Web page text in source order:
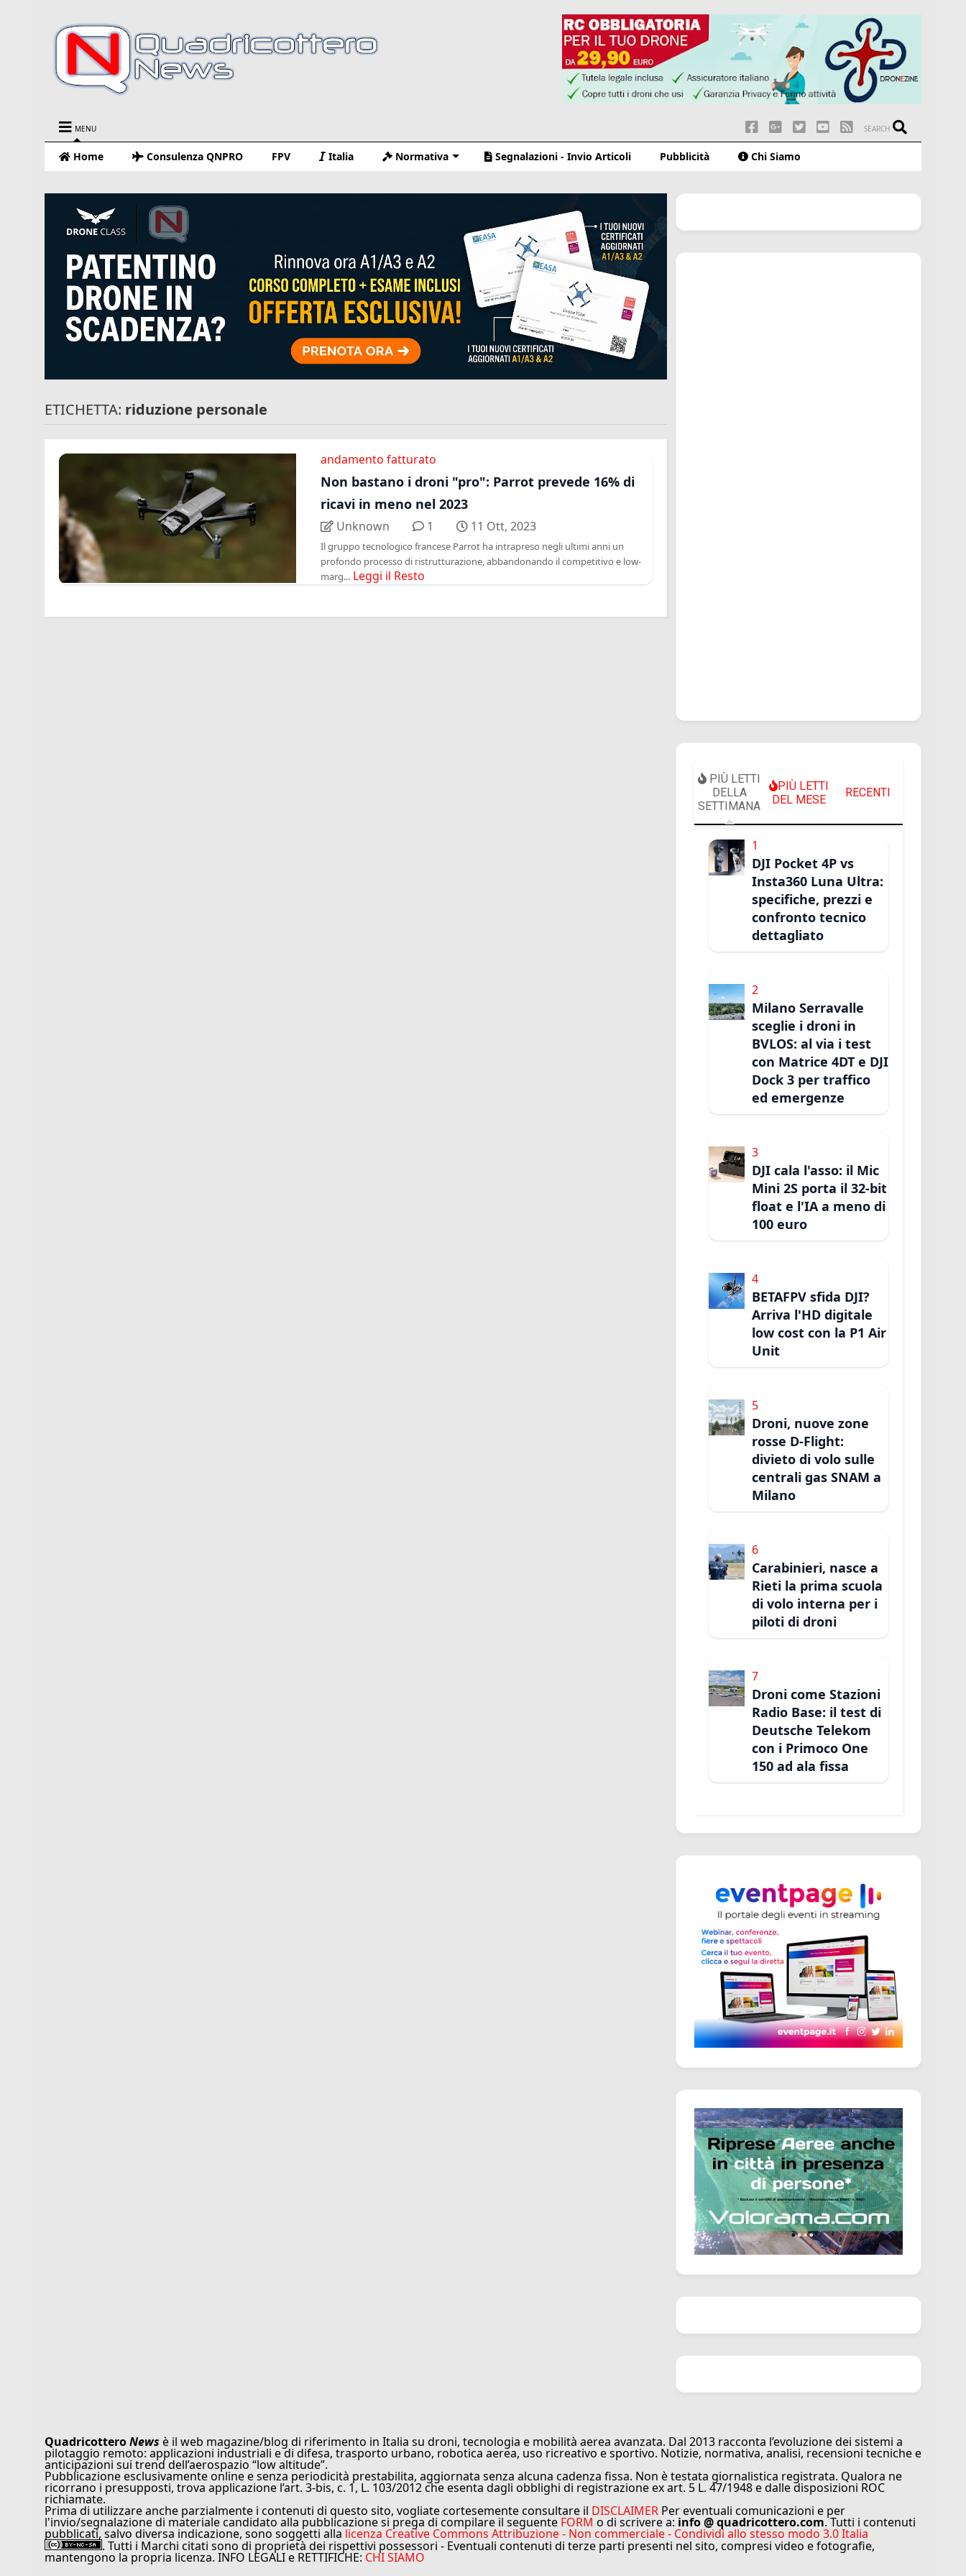
MENU SEARCH
Home Consulenza QNPRO FPV Italia Normativa Segnalazioni - Invio Articoli Pubblicità Chi Siamo
ETICHETTA: riduzione personale
andamento fatturato
Non bastano i droni "pro": Parrot prevede 16% di
ricavi in meno nel 2023
Unknown 1 11 Ott, 2023
Il gruppo tecnologico francese Parrot ha intrapreso negli ultimi anni un
profondo processo di ristrutturazione, abbandonando il competitivo e low-
marg... Leggi il Resto
PIÙ LETTI
DELLA
SETTIMANA
PIÙ LETTI
DEL MESE
RECENTI
1
DJI Pocket 4P vs
Insta360 Luna Ultra:
specifiche, prezzi e
confronto tecnico
dettagliato
2
Milano Serravalle
sceglie i droni in
BVLOS: al via i test
con Matrice 4DT e DJI
Dock 3 per traffico
ed emergenze
3
DJI cala l'asso: il Mic
Mini 2S porta il 32-bit
float e l'IA a meno di
100 euro
4
BETAFPV sfida DJI?
Arriva l'HD digitale
low cost con la P1 Air
Unit
5
Droni, nuove zone
rosse D-Flight:
divieto di volo sulle
centrali gas SNAM a
Milano
6
Carabinieri, nasce a
Rieti la prima scuola
di volo interna per i
piloti di droni
7
Droni come Stazioni
Radio Base: il test di
Deutsche Telekom
con i Primoco One
150 ad ala fissa
QuadricotteroNews è il web magazine/blog di riferimento in Italia su droni, tecnologia e mobilità aerea avanzata. Dal 2013 racconta l’evoluzione dei sistemi a
pilotaggio remoto: applicazioni industriali e di difesa, trasporto urbano, robotica aerea, uso ricreativo e sportivo. Notizie, normativa, analisi, recensioni tecniche e
anticipazioni sui trend dell’aerospazio “low altitude”.
Pubblicazione esclusivamente online e senza periodicità prestabilita, aggiornata senza alcuna cadenza fissa. Non è testata giornalistica registrata. Qualora ne
ricorrano i presupposti, trova applicazione l’art. 3-bis, c. 1, L. 103/2012 che esenta dagli obblighi di registrazione ex art. 5 L. 47/1948 e dalle disposizioni ROC
richiamate.
Prima di utilizzare anche parzialmente i contenuti di questo sito, vogliate cortesemente consultare il DISCLAIMER Per eventuali comunicazioni e per
l'invio/segnalazione di materiale candidato alla pubblicazione si prega di compilare il seguente FORM o di scrivere a: info @ quadricottero.com. Tutti i contenuti
pubblicati, salvo diversa indicazione, sono soggetti alla licenza Creative Commons Attribuzione - Non commerciale - Condividi allo stesso modo 3.0 Italia
. Tutti i Marchi citati sono di proprietà dei rispettivi possessori - Eventuali contenuti di terze parti presenti nel sito, compresi video e fotografie,
mantengono la propria licenza. INFO LEGALI e RETTIFICHE: CHI SIAMO